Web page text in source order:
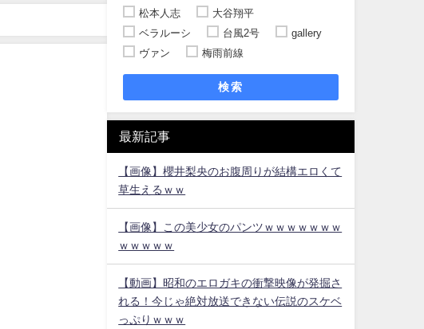
松本人志
大谷翔平
ベラルーシ
台風2号
gallery
ヴァン
梅雨前線
検索
最新記事
【画像】櫻井梨央のお腹周りが結構エロくて
草生えるｗｗ
【画像】この美少女のパンツｗｗｗｗｗｗｗ
ｗｗｗｗｗ
【動画】昭和のエロガキの衝撃映像が発掘さ
れる！今じゃ絶対放送できない伝説のスケベ
っぷりｗｗｗ